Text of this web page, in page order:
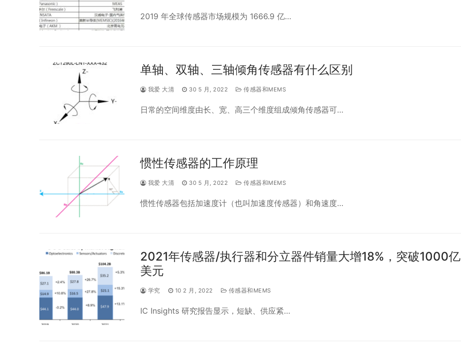
2019 年全球传感器市场规模为 1666.9 亿…
单轴、双轴、三轴倾角传感器有什么区别
我爱 大清 30 5 月, 2022 传感器和MEMS
日常的空间维度由长、宽、高三个维度组成倾角传感器可…
惯性传感器的工作原理
我爱 大清 30 5 月, 2022 传感器和MEMS
惯性传感器包括加速度计（也叫加速度传感器）和角速度…
2021年传感器/执行器和分立器件销量大增18%，突破1000亿
美元
学究 10 2 月, 2022 传感器和MEMS
IC Insights 研究报告显示，短缺、供应紧…